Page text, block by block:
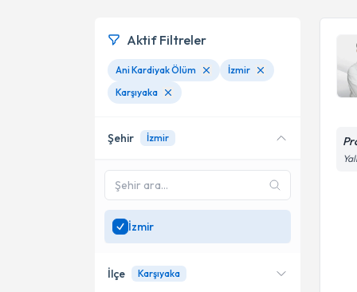
Aktif Filtreler
Ani Kardiyak Ölüm
İzmir
Karşıyaka
Şehir İzmir
İzmir
İlçe Karşıyaka